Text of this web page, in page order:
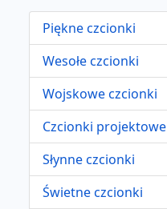
Piękne czcionki
Wesołe czcionki
Wojskowe czcionki
Czcionki projektowe
Słynne czcionki
Świetne czcionki